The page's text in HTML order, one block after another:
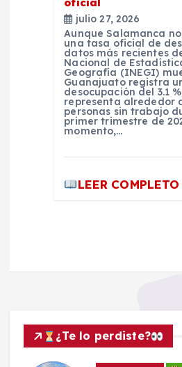
julio 27, 2026
Aunque Salamanca
una tasa oficial de
datos más recientes
Nacional de
Geografía (INEGI)
Guanajuato registra
desocupación del 3.1
representa alrededor
personas sin trabajo
primer trimestre de
momento,…
LEER COMPLETO
¿Te lo perdiste?